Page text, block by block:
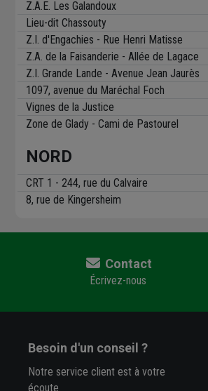
Z.A.E. Les Galandoux
Lieu-dit Chassouty
Z.I. d'Engachies - Rue Henri Matisse
Z.A. de la Faisanderie - Allée de Lagace
Z.I. Grande Lande - Avenue Jean Jaurès
1097, avenue du Maréchal Foch
Vignes de la Justice
Zone de Glady - Cami de Pastourel
NORD
CRT 1 - 244, rue du Calvaire
8, rue de Kingersheim
Contact
Écrivez-nous
Besoin d'un conseil ?
Notre service client est à votre
écoute